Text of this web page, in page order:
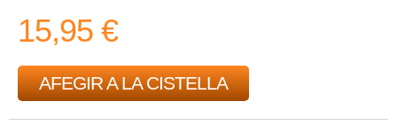
15,95 €
AFEGIR A LA CISTELLA